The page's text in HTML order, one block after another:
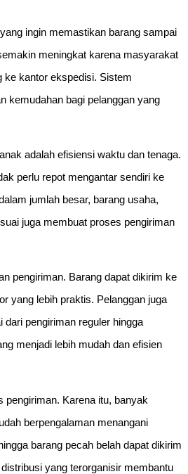
ingin memastikan barang sampai
meningkat karena masyarakat
ke kantor ekspedisi. Sistem
kemudahan bagi pelanggan yang
adalah efisiensi waktu dan tenaga.
perlu repot mengantar sendiri ke
jumlah besar, barang usaha,
juga membuat proses pengiriman
pengiriman. Barang dapat dikirim ke
yang lebih praktis. Pelanggan juga
pengiriman reguler hingga
menjadi lebih mudah dan efisien
pengiriman. Karena itu, banyak
berpengalaman menangani
barang pecah belah dapat dikirim
yang terorganisir membantu